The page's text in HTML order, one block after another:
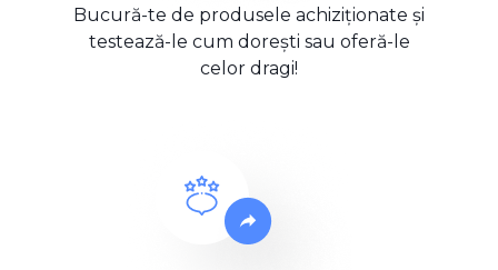
Bucură-te de produsele achiziționate și
testează-le cum dorești sau oferă-le
celor dragi!